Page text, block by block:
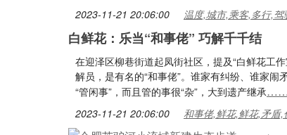
2023-11-21 20:06:00 温度,城市,乘客,多行,驾
白鲜花：乐当“和事佬” 巧解千千结
在迎泽区柳巷街道起凤街社区，提及“白鲜花工
解员，是有名的“和事佬”。谁家有纠纷、谁家
“管闲事”，而且管的事很“杂”，大到遗产继承……
2023-11-21 20:06:00 和事佬,鲜花,鲜花,矛盾,